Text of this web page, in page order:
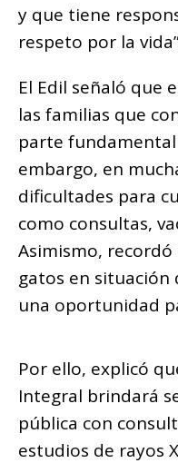
y que tiene
respeto por la
El Edil señaló que
las familias que
parte
embargo, en
dificultades para
como consultas,
Asimismo,
gatos en situación
una oportunidad
Por ello, explicó
Integral brindará
pública con
estudios de rayos